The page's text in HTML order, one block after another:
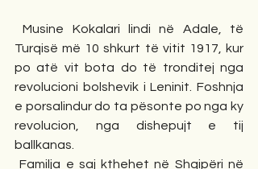
Musine Kokalari lindi në Adale, të
Turqisë më 10 shkurt të vitit 1917, kur
po atë vit bota do të tronditej nga
revolucioni bolshevik i Leninit. Foshnja
e porsalindur do ta pësonte po nga ky
revolucion, nga dishepujt e tij
ballkanas.
Familja e saj kthehet në Shqipëri në